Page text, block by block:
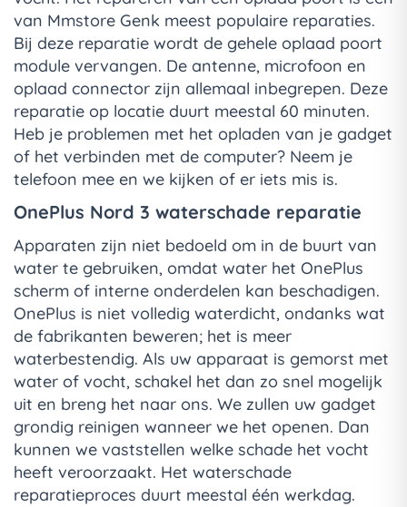
van Mmstore Genk meest populaire reparaties.
Bij deze reparatie wordt de gehele oplaad poort
module vervangen. De antenne, microfoon en
oplaad connector zijn allemaal inbegrepen. Deze
reparatie op locatie duurt meestal 60 minuten.
Heb je problemen met het opladen van je gadget
of het verbinden met de computer? Neem je
telefoon mee en we kijken of er iets mis is.
OnePlus Nord 3 waterschade reparatie
Apparaten zijn niet bedoeld om in de buurt van
water te gebruiken, omdat water het OnePlus
scherm of interne onderdelen kan beschadigen.
OnePlus is niet volledig waterdicht, ondanks wat
de fabrikanten beweren; het is meer
waterbestendig. Als uw apparaat is gemorst met
water of vocht, schakel het dan zo snel mogelijk
uit en breng het naar ons. We zullen uw gadget
grondig reinigen wanneer we het openen. Dan
kunnen we vaststellen welke schade het vocht
heeft veroorzaakt. Het waterschade
reparatieproces duurt meestal één werkdag.